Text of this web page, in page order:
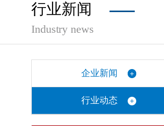
行业新闻
Industry news
企业新闻
行业动态